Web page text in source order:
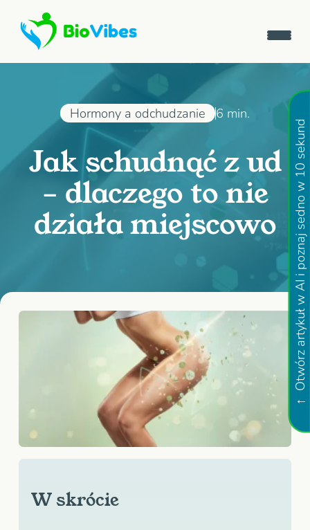
Hormony a odchudzanie 6 min.
Jak schudnąć z ud
– dlaczego to nie
działa miejscowo
W skrócie
Otwórz artykuł w AI i poznaj sedno w 10 sekund